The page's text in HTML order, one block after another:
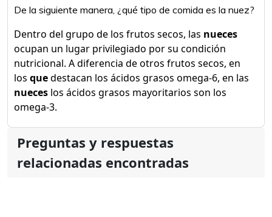
De la siguiente manera, ¿qué tipo de comida es la nuez?
Dentro del grupo de los frutos secos, las nueces
ocupan un lugar privilegiado por su condición
nutricional. A diferencia de otros frutos secos, en
los quedestacan los ácidos grasos omega-6, en las
nueces los ácidos grasos mayoritarios son los
omega-3.
Preguntas y respuestas
relacionadas encontradas